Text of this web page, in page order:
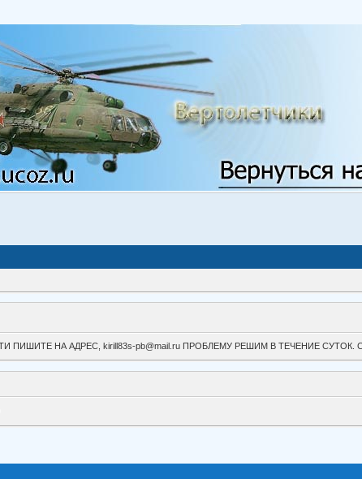
ПИШИТЕ НА АДРЕС, kirill83s-pb@mail.ru ПРОБЛЕМУ РЕШИМ В ТЕЧЕНИЕ